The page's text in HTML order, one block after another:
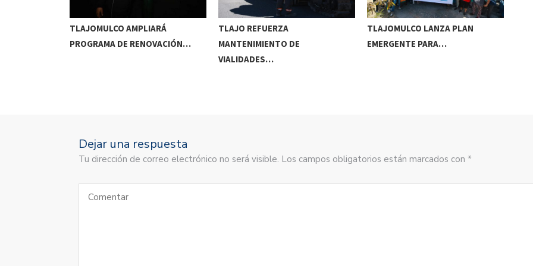
TLAJOMULCO AMPLIARÁ
PROGRAMA DE RENOVACIÓN…
TLAJO REFUERZA
MANTENIMIENTO DE
VIALIDADES…
TLAJOMULCO LANZA PLAN
EMERGENTE PARA…
Dejar una respuesta
Tu dirección de correo electrónico no será visible. Los campos obligatorios están marcados con *